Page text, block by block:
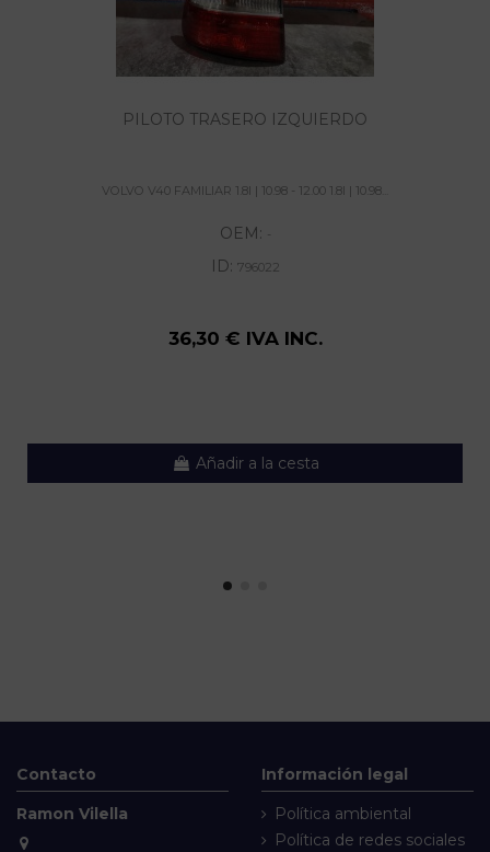
PILOTO TRASERO IZQUIERDO
VOLVO V40 FAMILIAR 1.8I | 10.98 - 12.00 1.8I | 10.98...
OEM: -
ID: 796022
36,30 € IVA INC.
Añadir a la cesta
Contacto
Ramon Vilella
Información legal
Política ambiental
Política de redes sociales